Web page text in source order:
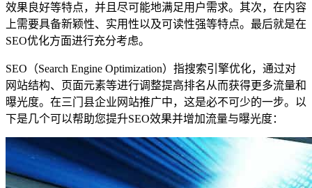
效果良好等特点，并且尽可能地满足用户需求。其次，在内容
上需要具备新颖性、实用性以及可读性强等特点。最后就是在
SEO优化方面进行充分考虑。
SEO（Search Engine Optimization）指搜索引擎优化，通过对
网站结构、页面元素等进行调整提高排名从而获得更多流量和
曝光度。在三门县企业网站推广中，这是必不可少的一步。以
下是几个可以帮助您提升SEO效果并增加流量与曝光度：